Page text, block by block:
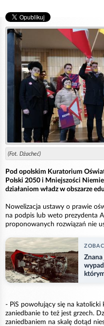
(Fot. Dżacheć)
Pod opolskim Kuratorium
Polski 2050 i Mniejszości
działaniom władz w obszarze
Nowelizacja ustawy o prawie
na podpis lub weto prezydenta
proponowanych rozwiązań nie
- PiS powołujący się na
zaniedbanie to też jest grzech.
zaniedbaniem na skalę dotąd